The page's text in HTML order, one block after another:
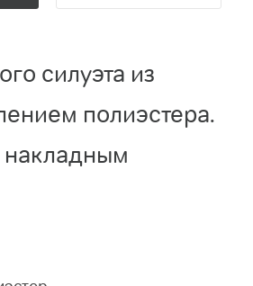
силуэта из
полиэстера.